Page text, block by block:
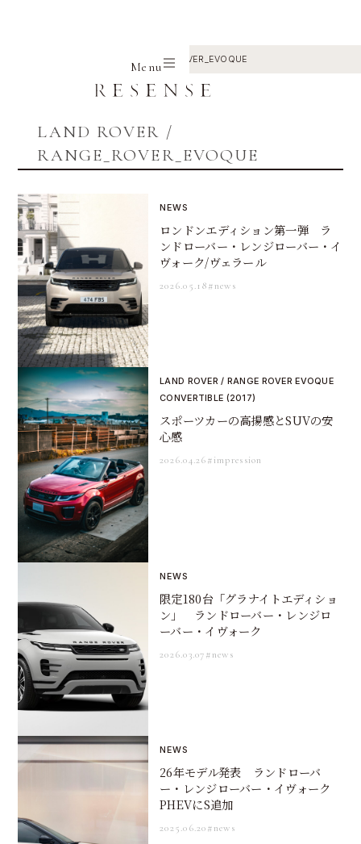
Menu
RANGE_ROVER_EVOQUE
LAND ROVER /
RANGE_ROVER_EVOQUE
NEWS
ロンドンエディション第一弾 ラ
ンドローバー・レンジローバー・イ
ヴォーク/ヴェラール
2026.05.18#news
LAND ROVER / RANGE ROVER EVOQUE
CONVERTIBLE (2017)
スポーツカーの高揚感とSUVの安
心感
2026.04.26#impression
NEWS
限定180台「グラナイトエディショ
ン」 ランドローバー・レンジロ
ーバー・イヴォーク
2026.03.07#news
NEWS
26年モデル発表 ランドローバ
ー・レンジローバー・イヴォーク
PHEVにS追加
2025.06.20#news